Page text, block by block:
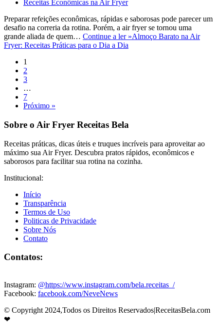
Receitas Econômicas na Air Fryer
Preparar refeições econômicas, rápidas e saborosas pode parecer um
desafio na correria da rotina. Porém, a air fryer se tornou uma
grande aliada de quem… Continue a ler »Almoço Barato na Air
Fryer: Receitas Práticas para o Dia a Dia
1
2
3
…
7
Próximo »
Sobre o Air Fryer Receitas Bela
Receitas práticas, dicas úteis e truques incríveis para aproveitar ao
máximo sua Air Fryer. Descubra pratos rápidos, econômicos e
saborosos para facilitar sua rotina na cozinha.
Institucional:
Início
Transparência
Termos de Uso
Politicas de Privacidade
Sobre Nós
Contato
Contatos:
Instagram: @https://www.instagram.com/bela.receitas_/
Facebook: facebook.com/NeveNews
© Copyright 2024,Todos os Direitos Reservados|ReceitasBela.com
❤